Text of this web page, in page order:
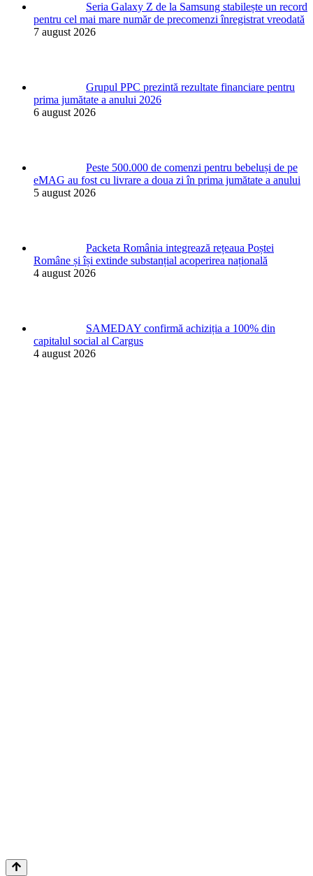
Seria Galaxy Z de la Samsung stabilește un record
pentru cel mai mare număr de precomenzi înregistrat vreodată
7 august 2026
Grupul PPC prezintă rezultate financiare pentru
prima jumătate a anului 2026
6 august 2026
Peste 500.000 de comenzi pentru bebeluși de pe
eMAG au fost cu livrare a doua zi în prima jumătate a anului
5 august 2026
Packeta România integrează rețeaua Poștei
Române și își extinde substanțial acoperirea națională
4 august 2026
SAMEDAY confirmă achiziția a 100% din
capitalul social al Cargus
4 august 2026